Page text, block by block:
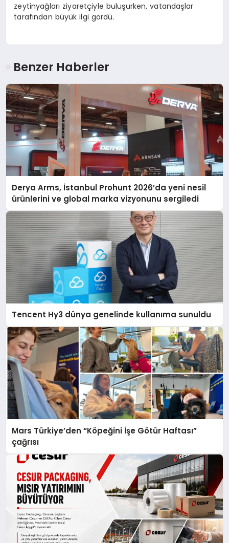
zeytinyağları ziyaretçiyle buluşurken, vatandaşlar
tarafından büyük ilgi gördü.
Benzer Haberler
Derya Arms, İstanbul Prohunt 2026’da yeni nesil
ürünlerini ve global marka vizyonunu sergiledi
Tencent Hy3 dünya genelinde kullanıma sunuldu
Mars Türkiye’den “Köpeğini İşe Götür Haftası”
çağrısı